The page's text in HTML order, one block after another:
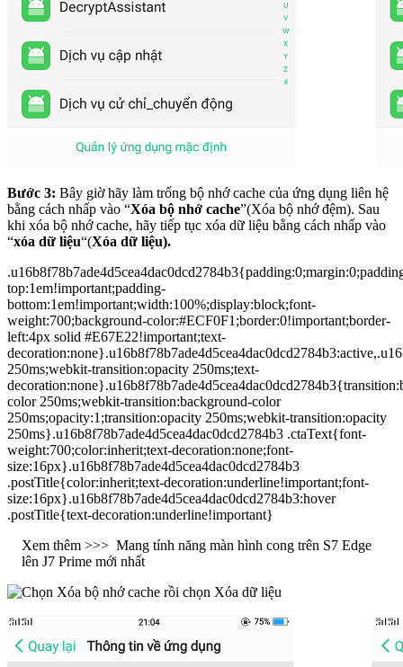
Bước 3: Bây giờ hãy làm trống bộ nhớ cache của ứng dụng liên hệ
bằng cách nhấp vào “Xóa bộ nhớ cache”(Xóa bộ nhớ đệm). Sau
khi xóa bộ nhớ cache, hãy tiếp tục xóa dữ liệu bằng cách nhấp vào
“xóa dữ liệu“(Xóa dữ liệu).
top:1em!important;padding-
bottom:1em!important;width:100%;display:block;font-
weight:700;background-color:#ECF0F1;border:0!important;border-
left:4px solid #E67E22!important;text-
250ms;webkit-transition:opacity 250ms;text-
color 250ms;webkit-transition:background-color
250ms;opacity:1;transition:opacity 250ms;webkit-transition:opacity
250ms}.u16b8f78b7ade4d5cea4dac0dcd2784b3 .ctaText{font-
weight:700;color:inherit;text-decoration:none;font-
size:16px}.u16b8f78b7ade4d5cea4dac0dcd2784b3
.postTitle{color:inherit;text-decoration:underline!important;font-
size:16px}.u16b8f78b7ade4d5cea4dac0dcd2784b3:hover
.postTitle{text-decoration:underline!important}
Xem thêm >>> Mang tính năng màn hình cong trên S7 Edge
lên J7 Prime mới nhất